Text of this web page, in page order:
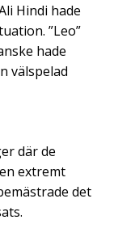
Hindi hade
”Leo”
hade
välspelad
där de
extremt
det